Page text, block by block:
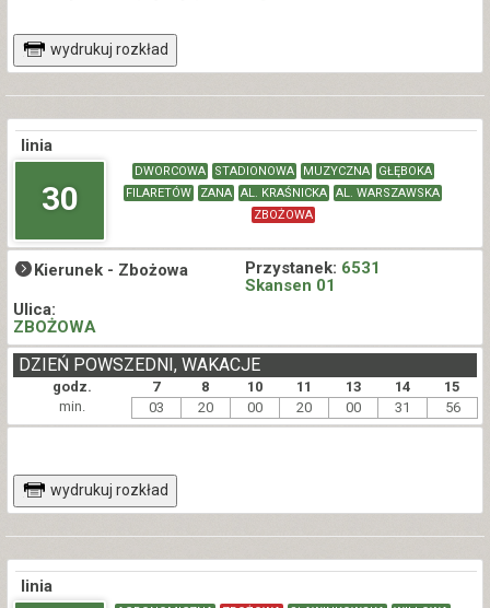
wydrukuj rozkład
linia
30
DWORCOWA STADIONOWA MUZYCZNA
GŁĘBOKA
FILARETÓW
ZANA AL. KRAŚNICKA
AL. WARSZAWSKA
ZBOŻOWA
Kierunek - Zbożowa Przystanek: 6531
Skansen 01
Ulica:
ZBOŻOWA
godz. 7 8 10 11 13 14 15
DZIEŃ POWSZEDNI, WAKACJE
min. 03 20 00 20 00 31 56
wydrukuj rozkład
linia